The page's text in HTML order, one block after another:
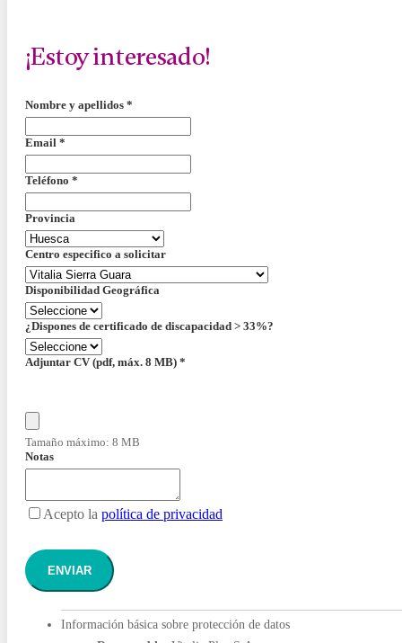
¡Estoy interesado!
Nombre y apellidos *
Email *
Teléfono *
Provincia
Centro especifico a solicitar
Disponibilidad Geográfica
¿Dispones de certificado de discapacidad > 33%?
Adjuntar CV (pdf, máx. 8 MB) *
Tamaño máximo: 8 MB
Notas
Acepto la política de privacidad
ENVIAR
Información básica sobre protección de datos